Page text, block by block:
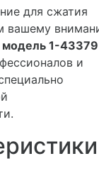
для сжатия
вашему
модель 1-
и